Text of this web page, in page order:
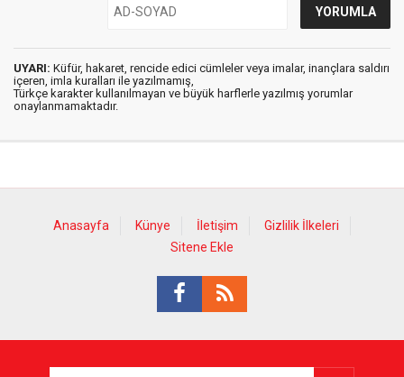
UYARI: Küfür, hakaret, rencide edici cümleler veya imalar, inançlara saldırı
içeren, imla kuralları ile yazılmamış,
Türkçe karakter kullanılmayan ve büyük harflerle yazılmış yorumlar
onaylanmamaktadır.
Anasayfa Künye İletişim
Gizlilik İlkeleri
Sitene Ekle